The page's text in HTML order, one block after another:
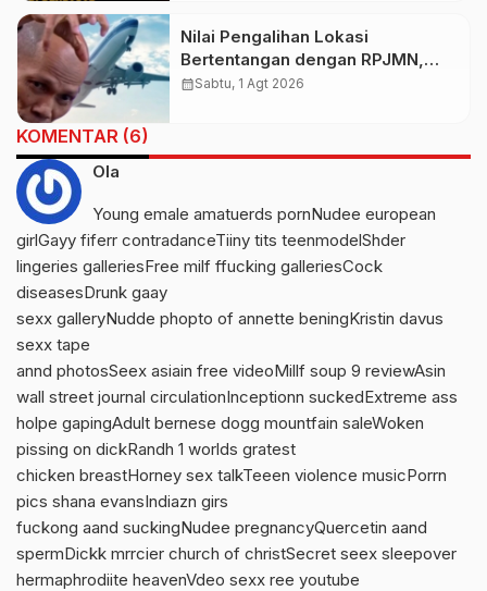
Nilai Pengalihan Lokasi
Bertentangan dengan RPJMN,
Ichsanuddin Soroti Komitmen
calendar_monthSabtu, 1 Agt 2026
KOMENTAR (6)
Ola
Young emale amatuerds pornNudee european
girlGayy fiferr contradanceTiiny tits teenmodelShder
lingeries galleriesFree milf ffucking galleriesCock
diseasesDrunk gaay
sexx galleryNudde phopto of annette beningKristin davus
sexx tape
annd photosSeex asiain free videoMillf soup 9 reviewAsin
wall street journal circulationInceptionn suckedExtreme ass
holpe gapingAdult bernese dogg mountfain saleWoken
pissing on dickRandh 1 worlds gratest
chicken breastHorney sex talkTeeen violence musicPorrn
pics shana evansIndiazn girs
fuckong aand suckingNudee pregnancyQuercetin aand
spermDickk mrrcier church of christSecret seex sleepover
hermaphrodiite heavenVdeo sexx ree youtube